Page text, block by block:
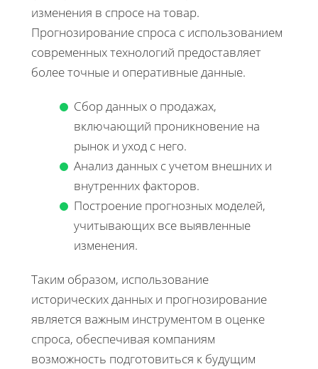
изменения в спросе на товар.
Прогнозирование спроса с использованием
современных технологий предоставляет
более точные и оперативные данные.
Сбор данных о продажах,
включающий проникновение на
рынок и уход с него.
Анализ данных с учетом внешних и
внутренних факторов.
Построение прогнозных моделей,
учитывающих все выявленные
изменения.
Таким образом, использование
исторических данных и прогнозирование
является важным инструментом в оценке
спроса, обеспечивая компаниям
возможность подготовиться к будущим